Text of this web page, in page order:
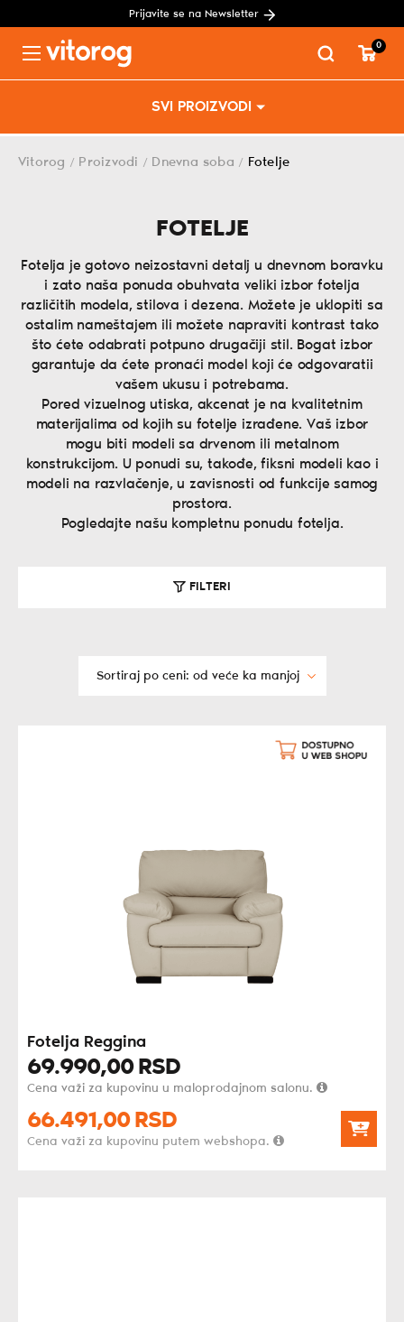
Prijavite se na Newsletter
SVI PROIZVODI
0
Vitorog / Proizvodi / Dnevna soba / Fotelje
FOTELJE
Fotelja je gotovo neizostavni detalj u dnevnom boravku
i zato naša ponuda obuhvata veliki izbor fotelja
različitih modela, stilova i dezena. Možete je uklopiti sa
ostalim nameštajem ili možete napraviti kontrast tako
što ćete odabrati potpuno drugačiji stil. Bogat izbor
garantuje da ćete pronaći model koji će odgovaratii
vašem ukusu i potrebama.
Pored vizuelnog utiska, akcenat je na kvalitetnim
materijalima od kojih su fotelje izrađene. Vaš izbor
mogu biti modeli sa drvenom ili metalnom
konstrukcijom. U ponudi su, takođe, fiksni modeli kao i
modeli na razvlačenje, u zavisnosti od funkcije samog
prostora.
Pogledajte našu kompletnu ponudu fotelja.
FILTERI
Fotelja Reggina
69.990,00 RSD
Cena važi za kupovinu u maloprodajnom salonu.
66.491,00 RSD
Cena važi za kupovinu putem webshopa.